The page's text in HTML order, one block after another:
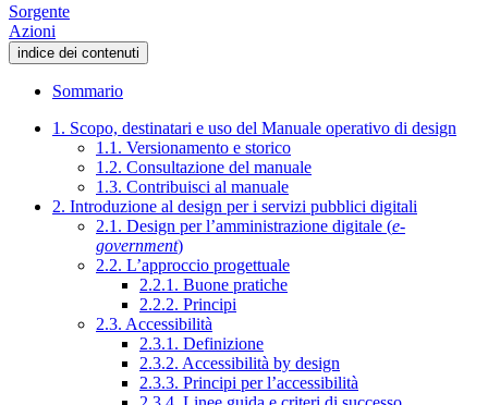
Sorgente
Azioni
indice dei contenuti
Sommario
1. Scopo, destinatari e uso del Manuale operativo di design
1.1. Versionamento e storico
1.2. Consultazione del manuale
1.3. Contribuisci al manuale
2. Introduzione al design per i servizi pubblici digitali
2.1. Design per l’amministrazione digitale (e-
government)
2.2. L’approccio progettuale
2.2.1. Buone pratiche
2.2.2. Principi
2.3. Accessibilità
2.3.1. Definizione
2.3.2. Accessibilità by design
2.3.3. Principi per l’accessibilità